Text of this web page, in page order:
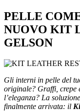
PELLE
NUOVO KIT
GELSON
Gli interni in pelle del
originale? Graffi, crepe
l’eleganza? La
finalmente arrivata: il